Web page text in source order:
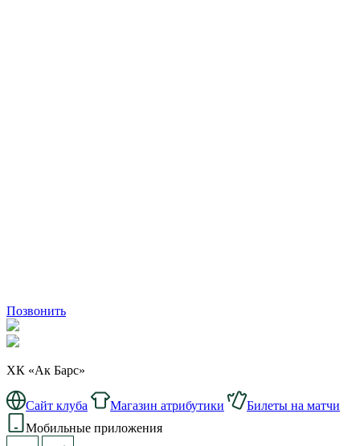
Позвонить
ХК «Ак Барс»
Сайт клуба Магазин атрибутики
Билеты на матчи
Мобильные приложения